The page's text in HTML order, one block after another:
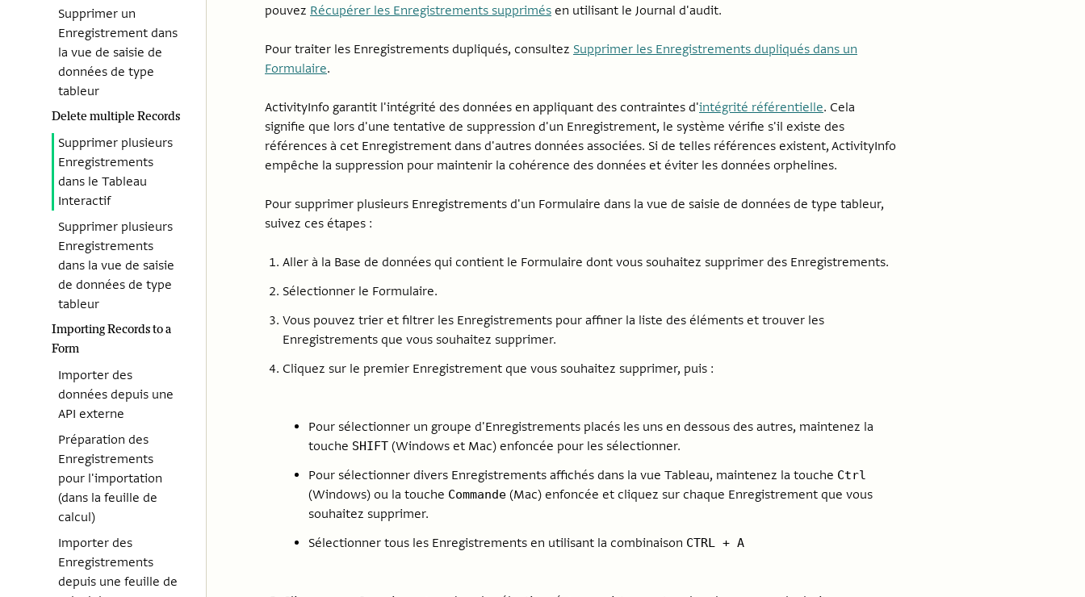
Supprimer un
Enregistrement dans
la vue de saisie de
données de type
tableur
Delete multiple Records
Supprimer plusieurs
Enregistrements
dans le Tableau
Interactif
Supprimer plusieurs
Enregistrements
dans la vue de saisie
de données de type
tableur
Importing Records to a
Form
Importer des
données depuis une
API externe
Préparation des
Enregistrements
pour l'importation
(dans la feuille de
calcul)
Importer des
Enregistrements
depuis une feuille de
pouvez Récupérer les Enregistrements supprimés en utilisant le Journal d'audit.
Pour traiter les Enregistrements dupliqués, consultez Supprimer les Enregistrements dupliqués dans un
Formulaire.
ActivityInfo garantit l'intégrité des données en appliquant des contraintes d'intégrité référentielle. Cela
signifie que lors d'une tentative de suppression d'un Enregistrement, le système vérifie s'il existe des
références à cet Enregistrement dans d'autres données associées. Si de telles références existent, ActivityInfo
empêche la suppression pour maintenir la cohérence des données et éviter les données orphelines.
Pour supprimer plusieurs Enregistrements d'un Formulaire dans la vue de saisie de données de type tableur,
suivez ces étapes :
Aller à la Base de données qui contient le Formulaire dont vous souhaitez supprimer des Enregistrements.
Sélectionner le Formulaire.
Vous pouvez trier et filtrer les Enregistrements pour affiner la liste des éléments et trouver les
Enregistrements que vous souhaitez supprimer.
Cliquez sur le premier Enregistrement que vous souhaitez supprimer, puis :
Pour sélectionner un groupe d'Enregistrements placés les uns en dessous des autres, maintenez la
touche SHIFT (Windows et Mac) enfoncée pour les sélectionner.
Pour sélectionner divers Enregistrements affichés dans la vue Tableau, maintenez la touche Ctrl
(Windows) ou la touche Commande (Mac) enfoncée et cliquez sur chaque Enregistrement que vous
souhaitez supprimer.
Sélectionner tous les Enregistrements en utilisant la combinaison CTRL + A